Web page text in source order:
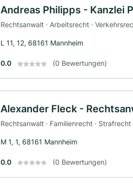
Andreas Philipps - Kanzlei
Rechtsanwalt · Arbeitsrecht ·
L 11, 12, 68161 Mannheim
0.0 (0 Bewertungen)
Alexander Fleck -
Rechtsanwalt · Familienrecht ·
M 1, 1, 68161 Mannheim
0.0 (0 Bewertungen)